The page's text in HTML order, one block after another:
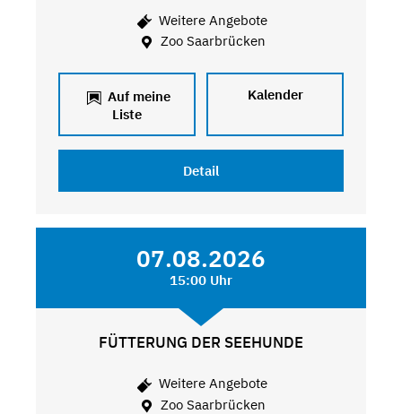
Weitere Angebote
Zoo Saarbrücken
Auf meine
Liste
Kalender
Detail
07.08.2026
15:00 Uhr
FÜTTERUNG DER SEEHUNDE
Weitere Angebote
Zoo Saarbrücken